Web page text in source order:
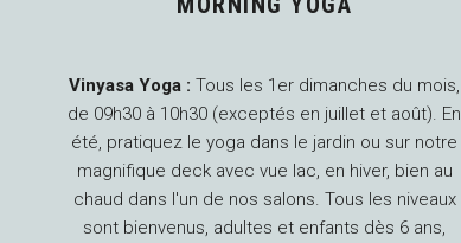
Vinyasa Yoga : Tous les 1er dimanches du mois,
de 09h30 à 10h30 (exceptés en juillet et août). En
été, pratiquez le yoga dans le jardin ou sur notre
magnifique deck avec vue lac, en hiver, bien au
chaud dans l'un de nos salons. Tous les niveaux
sont bienvenus, adultes et enfants dès 6 ans,